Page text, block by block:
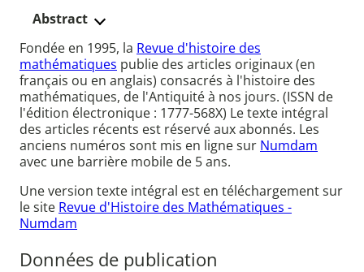
Abstract
Fondée en 1995, la Revue d'histoire des
mathématiques publie des articles originaux (en
français ou en anglais) consacrés à l'histoire des
mathématiques, de l'Antiquité à nos jours. (ISSN de
l'édition électronique : 1777-568X) Le texte intégral
des articles récents est réservé aux abonnés. Les
anciens numéros sont mis en ligne sur Numdam
avec une barrière mobile de 5 ans.
Une version texte intégral est en téléchargement sur
le site Revue d'Histoire des Mathématiques -
Numdam
Données de publication